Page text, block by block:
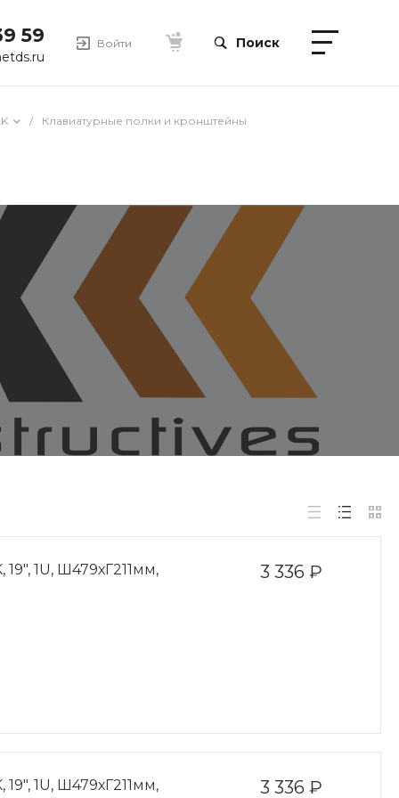
59 Войти Поиск
/ Клавиатурные полки и кронштейны
3 336 ₽
1U, Ш479хГ211мм,
3 336 ₽
1U, Ш479хГ211мм,